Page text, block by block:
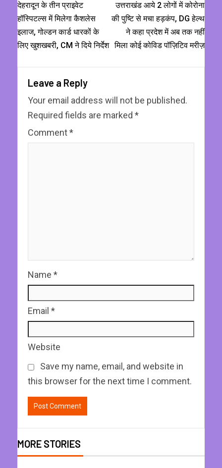
देहरादून के तीन प्राइवेट
हॉस्पिटल्स में मिलेगा कैशलेस
इलाज, गोल्डन कार्ड धारकों के
लिए खुशखबरी, CM ने दिये निर्देश
उत्तराखंड आये 2 लोगों में कोरोना
की पुष्टि से मचा हड़कंप, DG हेल्थ
ने कहा प्रदेश में अब तक नहीं
मिला कोई कोविड पॉज़िटिव मरीज़
Leave a Reply
Your email address will not be published.
Required fields are marked *
Comment*
Name *
Email *
Website
Save my name, email, and website in
this browser for the next time I comment.
MORE STORIES